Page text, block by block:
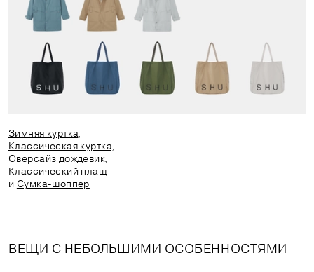
Зимняя куртка,
Классическая куртка,
Оверсайз дождевик,
Классический плащ
и Сумка-шоппер
ВЕЩИ С НЕБОЛЬШИМИ ОСОБЕННОСТЯМИ